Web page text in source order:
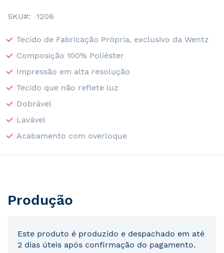
SKU 1206
Tecido de Fabricação Própria, exclusivo da Wentz
Composição 100% Poliéster
Impressão em alta resolução
Tecido que não reflete luz
Dobrável
Lavável
Acabamento com overloque
Produção
Este produto é produzido e despachado em até
2 dias úteis após confirmação do pagamento.